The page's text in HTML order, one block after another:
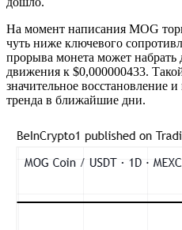
На момент написания MOG
чуть ниже ключевого
прорыва монета может набрать
движения к $0,000000433.
значительное восстановление
тренда в ближайшие дни.